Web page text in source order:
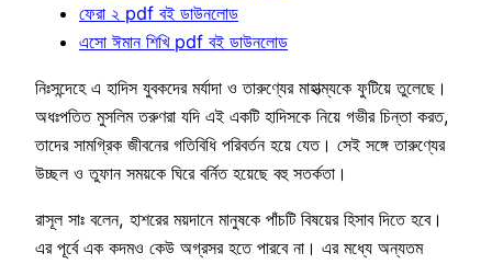
ফেরা ২ pdf বই ডাউনলোড
এসো ঈমান শিখি pdf বই ডাউনলোড
নিঃসন্দেহে এ হাদিস যুবকদের মর্যাদা ও তারুণ্যের মাহাত্ম্যকে ফুটিয়ে তুলেছে।
অধঃপতিত মুসলিম তরুণরা যদি এই একটি হাদিসকে নিয়ে গভীর চিন্তা করত,
তাদের সামগ্রিক জীবনের গতিবিধি পরিবর্তন হয়ে যেত। সেই সঙ্গে তারুণ্যের
উচ্ছল ও তুফান সময়কে ঘিরে বর্নিত হয়েছে বহু সতর্কতা।
রাসূল সাঃ বলেন, হাশরের ময়দানে মানুষকে পাঁচটি বিষয়ের হিসাব দিতে হবে।
এর পূর্বে এক কদমও কেউ অগ্রসর হতে পারবে না। এর মধ্যে অন্যতম